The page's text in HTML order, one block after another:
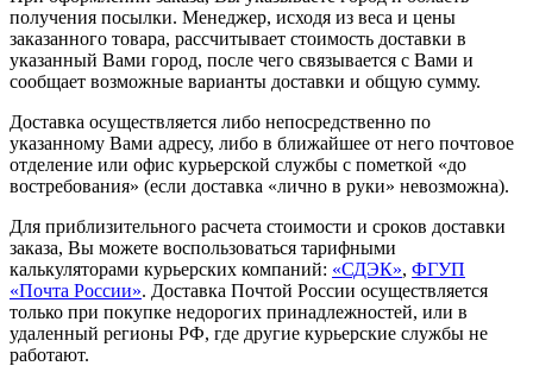
получения посылки. Менеджер, исходя из веса и цены
заказанного товара, рассчитывает стоимость доставки в
указанный Вами город, после чего связывается с Вами и
сообщает возможные варианты доставки и общую сумму.
Доставка осуществляется либо непосредственно по
указанному Вами адресу, либо в ближайшее от него почтовое
отделение или офис курьерской службы с пометкой «до
востребования» (если доставка «лично в руки» невозможна).
Для приблизительного расчета стоимости и сроков доставки
заказа, Вы можете воспользоваться тарифными
калькуляторами курьерских компаний: «СДЭК», ФГУП
«Почта России». Доставка Почтой России осуществляется
только при покупке недорогих принадлежностей, или в
удаленный регионы РФ, где другие курьерские службы не
работают.